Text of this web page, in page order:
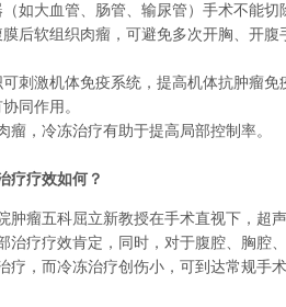
（如大血管、肠管、输尿管）手术不能切
膜后软组织肉瘤，可避免多次开胸、开
可刺激机体免疫系统，提高机体抗肿瘤免
同作用。
瘤，冷冻治疗有助于提高局部控制率。
疗疗效如何？
肿瘤五科屈立新教授在手术直视下，超
治疗疗效肯定，同时，对于腹腔、胸腔
疗，而冷冻治疗创伤小，可到达常规手